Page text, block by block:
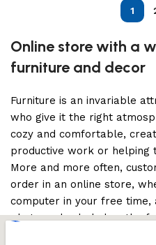
1
Online store with a
furniture and decor
Furniture is an invariable
who give it the right
cozy and comfortable,
productive work or helping
More and more often,
order in an online store,
computer in your free
photo and calmly buy the